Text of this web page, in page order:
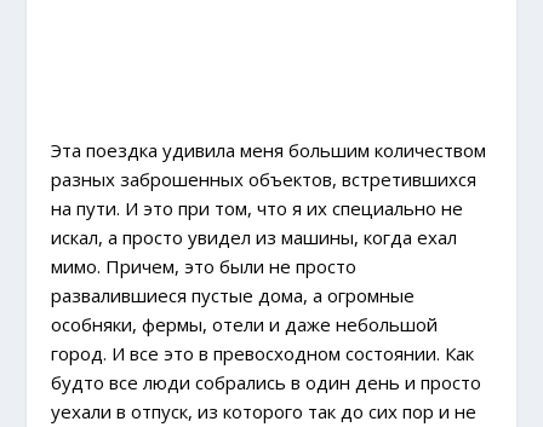
Эта поездка удивила меня большим количеством
разных заброшенных объектов, встретившихся
на пути. И это при том, что я их специально не
искал, а просто увидел из машины, когда ехал
мимо. Причем, это были не просто
развалившиеся пустые дома, а огромные
особняки, фермы, отели и даже небольшой
город. И все это в превосходном состоянии. Как
будто все люди собрались в один день и просто
уехали в отпуск, из которого так до сих пор и не